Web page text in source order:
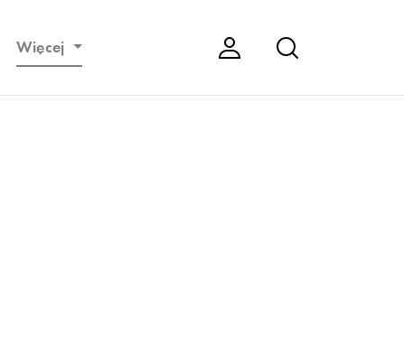
Więcej